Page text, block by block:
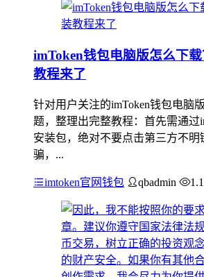
imToken钱包电脑版怎么下
教程来了
针对用户关注的imToken钱包电脑
题，整理出完整教程：首先需通过
安装包，绝对不要点击第三方不明
骗，...
imtoken官网钱包 qbadmin